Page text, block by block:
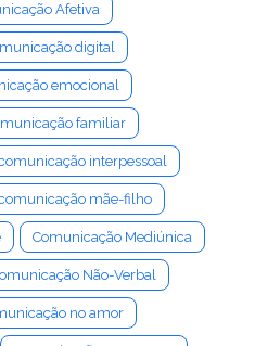
Afetiva
digital
emocional
familiar
interpessoal
mãe-filho
Comunicação Mediúnica
Não-Verbal
no amor